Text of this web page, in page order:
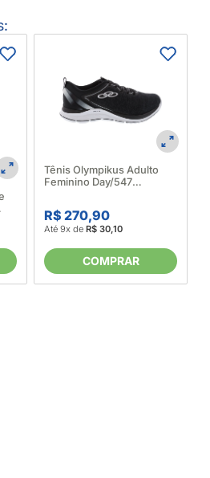
Tênis Olympikus Adulto
Feminino Day/547
R$ 270,90
Até 9x de R$ 30,10
COMPRAR